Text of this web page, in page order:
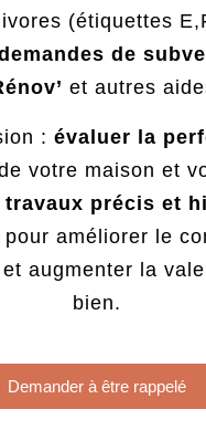
(étiquettes
de
et autres
: évaluer la
votre maison et
travaux précis et
pour améliorer le
augmenter la
bien.
Demander à être rappelé